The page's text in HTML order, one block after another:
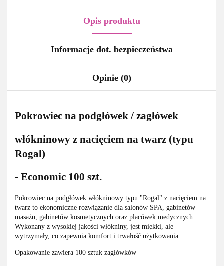
Opis produktu
Informacje dot. bezpieczeństwa
Opinie (0)
Pokrowiec na podgłówek / zagłówek
włókninowy z nacięciem na twarz (typu
Rogal)
- Economic 100 szt.
Pokrowiec na podgłówek włókninowy typu "Rogal" z nacięciem na
twarz to ekonomiczne rozwiązanie dla salonów SPA, gabinetów
masażu, gabinetów kosmetycznych oraz placówek medycznych.
Wykonany z wysokiej jakości włókniny, jest miękki, ale
wytrzymały, co zapewnia komfort i trwałość użytkowania.
Opakowanie zawiera 100 sztuk zagłówków